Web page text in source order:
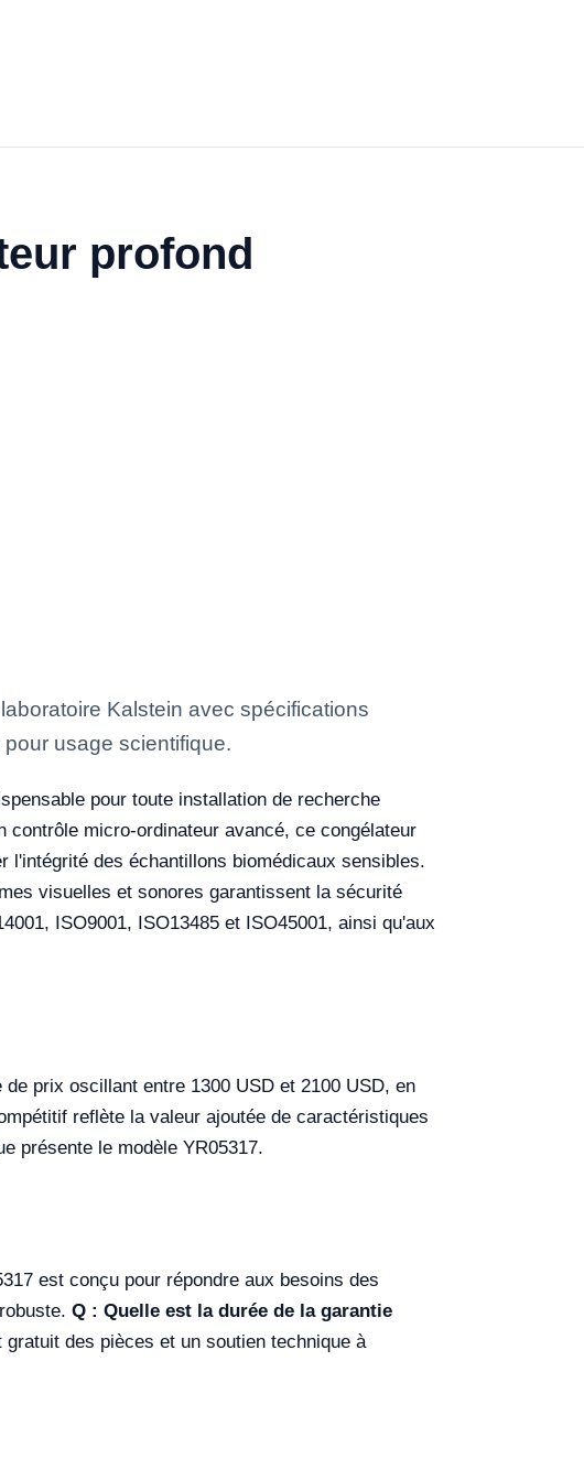
profond
Kalstein avec spécifications
usage scientifique.
pour toute installation de recherche
micro-ordinateur avancé, ce congélateur
l'intégrité des échantillons biomédicaux sensibles.
visuelles et sonores garantissent la sécurité
ISO9001, ISO13485 et ISO45001, ainsi qu'aux
prix oscillant entre 1300 USD et 2100 USD, en
reflète la valeur ajoutée de caractéristiques
présente le modèle YR05317.
est conçu pour répondre aux besoins des
Q : Quelle est la durée de la garantie
des pièces et un soutien technique à